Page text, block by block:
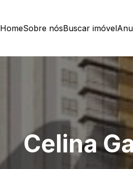
HomeSobre nósBuscar imóvel
Celina